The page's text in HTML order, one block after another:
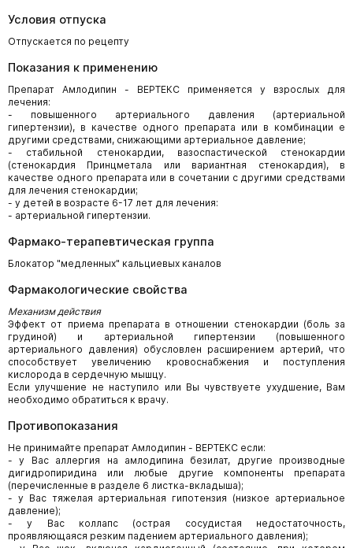
Условия отпуска
Отпускается по рецепту
Показания к применению
Препарат Амлодипин - ВЕРТЕКС применяется у взрослых для
лечения:
- повышенного артериального давления (артериальной
гипертензии), в качестве одного препарата или в комбинации е
другими средствами, снижающими артериальное давление;
- стабильной стенокардии, вазоспастической стенокардии
(стенокардия Принцметала или вариантная стенокардия), в
качестве одного препарата или в сочетании с другими средствами
для лечения стенокардии;
- у детей в возрасте 6-17 лет для лечения:
- артериальной гипертензии.
Фармако-терапевтическая группа
Блокатор "медленных" кальциевых каналов
Фармакологические свойства
Механизм действия
Эффект от приема препарата в отношении стенокардии (боль за
грудиной) и артериальной гипертензии (повышенного
артериального давления) обусловлен расширением артерий, что
способствует увеличению кровоснабжения и поступления
кислорода в сердечную мышцу.
Если улучшение не наступило или Вы чувствуете ухудшение, Вам
необходимо обратиться к врачу.
Противопоказания
Не принимайте препарат Амлодипин - ВЕРТЕКС если:
- у Вас аллергия на амлодипина безилат, другие производные
дигидропиридина или любые другие компоненты препарата
(перечисленные в разделе 6 листка-вкладыша);
- у Вас тяжелая артериальная гипотензия (низкое артериальное
давление);
- у Вас коллапс (острая сосудистая недостаточность,
проявляющаяся резким падением артериального давления);